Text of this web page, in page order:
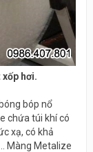
hơi.
bóp nổ
chứa túi khí có
xạ, có khả
Màng Metalize